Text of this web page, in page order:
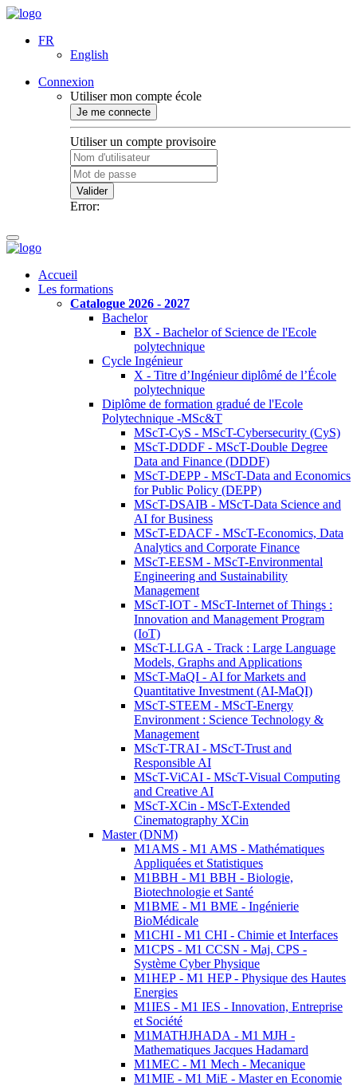
FR
English
Connexion
Utiliser mon compte école
Je me connecte
Utiliser un compte provisoire
Valider
Error:
Accueil
Les formations
Catalogue 2026 - 2027
Bachelor
BX - Bachelor of Science de l'Ecole
polytechnique
Cycle Ingénieur
X - Titre d’Ingénieur diplômé de l’École
polytechnique
Diplôme de formation gradué de l'Ecole
Polytechnique -MSc&T
MScT-CyS - MScT-Cybersecurity (CyS)
MScT-DDDF - MScT-Double Degree
Data and Finance (DDDF)
MScT-DEPP - MScT-Data and Economics
for Public Policy (DEPP)
MScT-DSAIB - MScT-Data Science and
AI for Business
MScT-EDACF - MScT-Economics, Data
Analytics and Corporate Finance
MScT-EESM - MScT-Environmental
Engineering and Sustainability
Management
MScT-IOT - MScT-Internet of Things :
Innovation and Management Program
(IoT)
MScT-LLGA - Track : Large Language
Models, Graphs and Applications
MScT-MaQI - AI for Markets and
Quantitative Investment (AI-MaQI)
MScT-STEEM - MScT-Energy
Environment : Science Technology &
Management
MScT-TRAI - MScT-Trust and
Responsible AI
MScT-ViCAI - MScT-Visual Computing
and Creative AI
MScT-XCin - MScT-Extended
Cinematography XCin
Master (DNM)
M1AMS - M1 AMS - Mathématiques
Appliquées et Statistiques
M1BBH - M1 BBH - Biologie,
Biotechnologie et Santé
M1BME - M1 BME - Ingénierie
BioMédicale
M1CHI - M1 CHI - Chimie et Interfaces
M1CPS - M1 CCSN - Maj. CPS -
Système Cyber Physique
M1HEP - M1 HEP - Physique des Hautes
Energies
M1IES - M1 IES - Innovation, Entreprise
et Société
M1MATHJHADA - M1 MJH -
Mathematiques Jacques Hadamard
M1MEC - M1 Mech - Mecanique
M1MIE - M1 MiE - Master en Economie